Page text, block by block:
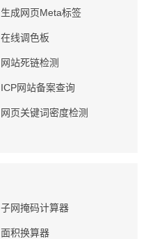
生成网页Meta标签
在线调色板
网站死链检测
ICP网站备案查询
网页关键词密度检测
子网掩码计算器
面积换算器